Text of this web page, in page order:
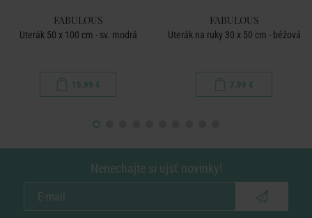
FABULOUS
Uterák 50 x 100 cm - sv. modrá
15,99 €
FABULOUS
Uterák na ruky 30 x 50 cm - béžová
7,99 €
Nenechajte si ujsť novinky!